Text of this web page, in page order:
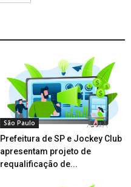
São Paulo
Prefeitura de SP e Jockey Club
apresentam projeto de
requalificação de...